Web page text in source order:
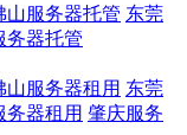
山服务器托管 东莞
务器托管
山服务器租用 东莞
务器租用 肇庆服务